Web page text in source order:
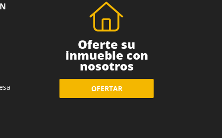
Oferte su
inmueble con
nosotros
OFERTAR